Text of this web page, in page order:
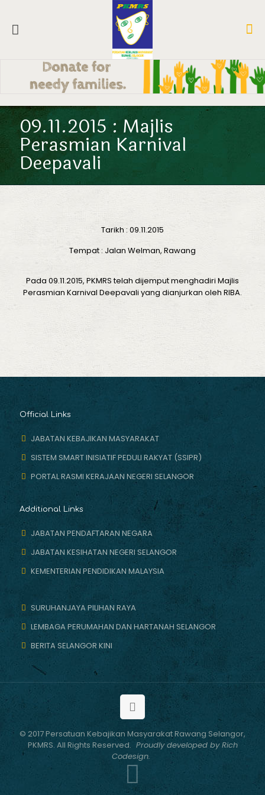
09.11.2015 : Majlis
Perasmian Karnival
Deepavali
Tarikh : 09.11.2015
Tempat : Jalan Welman, Rawang
Pada 09.11.2015, PKMRS telah dijemput menghadiri Majlis
Perasmian Karnival Deepavali yang dianjurkan oleh RIBA.
Official Links
JABATAN KEBAJIKAN MASYARAKAT
SISTEM SMART INISIATIF PEDULI RAKYAT (SSIPR)
PORTAL RASMI KERAJAAN NEGERI SELANGOR
Additional Links
JABATAN PENDAFTARAN NEGARA
JABATAN KESIHATAN NEGERI SELANGOR
KEMENTERIAN PENDIDIKAN MALAYSIA
SURUHANJAYA PILIHAN RAYA
LEMBAGA PERUMAHAN DAN HARTANAH SELANGOR
BERITA SELANGOR KINI
© 2017 Persatuan Kebajikan Masyarakat Rawang Selangor,
PKMRS. All Rights Reserved. Proudly developed by Rich
Codesign.